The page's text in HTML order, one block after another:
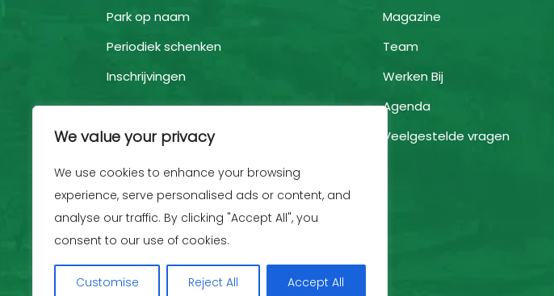
We value your privacy
We use cookies to enhance your browsing
experience, serve personalised ads or content, and
analyse our traffic. By clicking "Accept All", you
consent to our use of cookies.
Customise Reject All Accept All
Park op naam
Periodiek schenken
Inschrijvingen
Magazine
Team
Werken Bij
Agenda
Veelgestelde vragen